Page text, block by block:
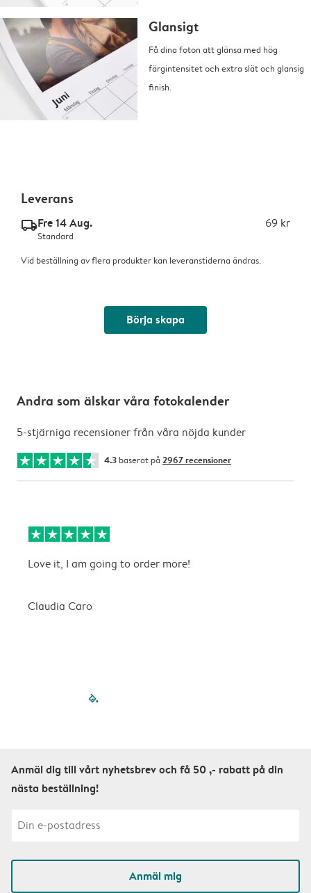
Glansigt
Få dina foton att glänsa med hög
färgintensitet och extra slät och glansig
finish.
Leverans
delivery_standard_v2Fre 14 Aug. 69 kr
Standard
Vid beställning av flera produkter kan leveranstiderna ändras.
Börja skapa
Andra som älskar våra fotokalender
5-stjärniga recensioner från våra nöjda kunder
4.3 baserat på 2967 recensioner
Love it, I am going to order more!
Claudia Caro
filled-pagination
Anmäl dig till vårt nyhetsbrev och få 50 ,- rabatt på din
nästa beställning!
Anmäl mig